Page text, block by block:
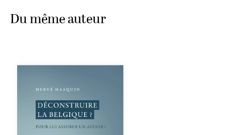
Du même auteur